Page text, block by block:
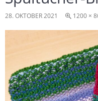
28. OKTOBER 2021 1200 ×